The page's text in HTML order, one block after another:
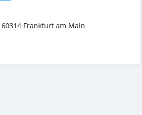
60314 Frankfurt am Main